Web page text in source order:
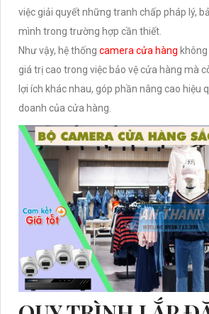
việc giải quyết những tranh chấp pháp lý,
mình trong trường hợp cần thiết.
Như vậy, hệ thống camera cửa hàng
giá trị cao trong việc bảo vệ cửa hàng mà
lợi ích khác nhau, góp phần nâng cao hiệu
doanh của cửa hàng.